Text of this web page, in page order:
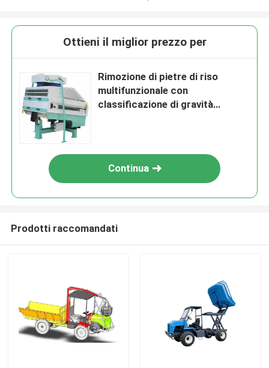
Ottieni il miglior prezzo per
Rimozione di pietre di riso
multifunzionale con
classificazione di gravità
Continua
Prodotti raccomandati